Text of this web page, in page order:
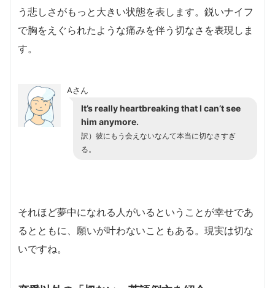
う悲しさがもっと大きい状態を表します。鋭いナイフ
で胸をえぐられたような痛みを伴う切なさを表現しま
す。
Aさん
It’s really heartbreaking that I can’t see
him anymore.
訳）彼にもう会えないなんて本当に切なさすぎ
る。
それほど夢中になれる人がいるということが幸せであ
るとともに、願いが叶わないこともある。現実は切な
いですね。